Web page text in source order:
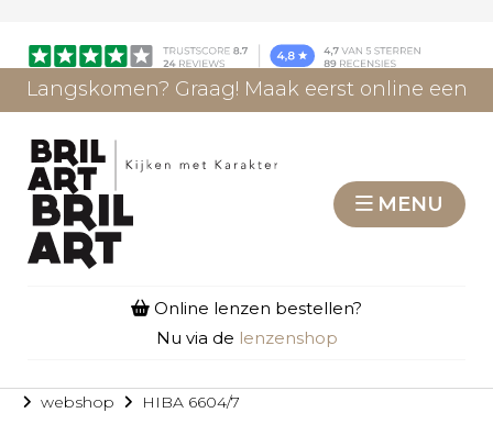
Langskomen? Graag! Maak eerst online een
MENU
Online lenzen bestellen?
Nu via de lenzenshop
webshop HIBA 6604/7